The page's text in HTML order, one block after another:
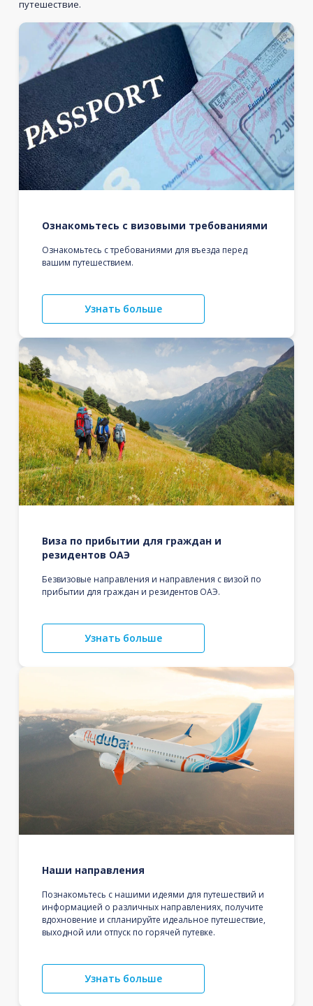
путешествие.
Ознакомьтесь с визовыми требованиями
Ознакомьтесь с требованиями для въезда перед
вашим путешествием.
Узнать больше
Виза по прибытии для граждан и
резидентов ОАЭ
Безвизовые направления и направления с визой по
прибытии для граждан и резидентов ОАЭ.
Узнать больше
Наши направления
Познакомьтесь с нашими идеями для путешествий и
информацией о различных направлениях, получите
вдохновение и спланируйте идеальное путешествие,
выходной или отпуск по горячей путевке.
Узнать больше